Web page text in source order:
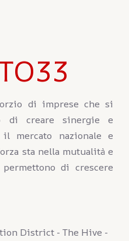
di imprese che si
di creare sinergie e
mercato nazionale e
sta nella mutualità e
permettono di crescere
District - The Hive -